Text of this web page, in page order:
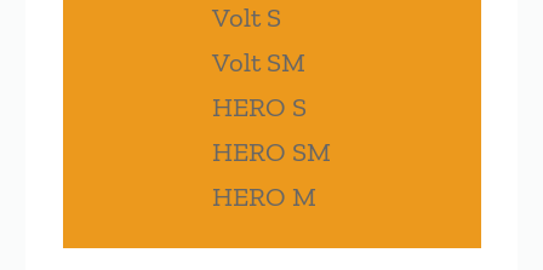
Volt S
Volt SM
HERO S
HERO SM
HERO M